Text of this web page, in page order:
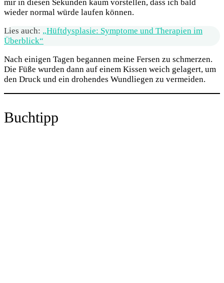
mir in diesen Sekunden kaum vorstellen, dass ich bald
wieder normal würde laufen können.
Lies auch: „Hüftdysplasie: Symptome und Therapien im
Überblick“
Nach einigen Tagen begannen meine Fersen zu schmerzen.
Die Füße wurden dann auf einem Kissen weich gelagert, um
den Druck und ein drohendes Wundliegen zu vermeiden.
Buchtipp